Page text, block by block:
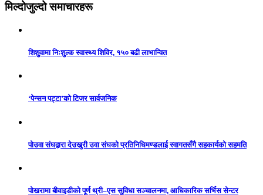
मिल्दोजुल्दो समाचारहरू
शिशुवामा निःशुल्क स्वास्थ्य शिविर, १५० बढी लाभान्वित
‘पेन्सन पट्टा’को टिजर सार्वजनिक
पोउवा संघद्वारा देउखुरी उवा संघको प्रतिनिधिमण्डलाई स्वागतसँगै सहकार्यको सहमति
पोखरामा बीवाइडीको पूर्ण थ्री–एस सुविधा सञ्चालनमा, आधिकारिक सर्भिस सेन्टर